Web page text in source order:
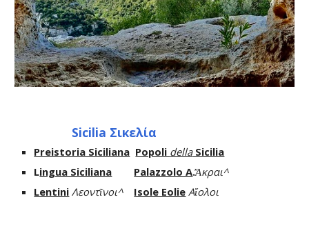
Sicilia Σικελία
Preistoria Siciliana Popoli dellaSicilia
Lingua Siciliana Palazzolo A.Ἄκραι^
Lentini Λεοντῖνοι^ Isole Eolie Αἴολοι